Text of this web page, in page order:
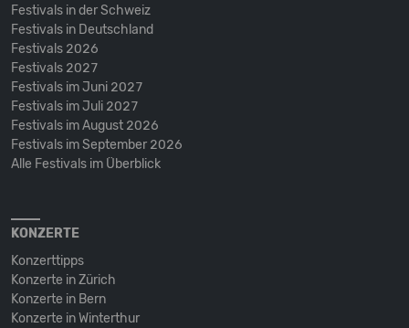
Festivals in der Schweiz
Festivals in Deutschland
Festivals 2026
Festivals 2027
Festivals im Juni 2027
Festivals im Juli 2027
Festivals im August 2026
Festivals im September 2026
Alle Festivals im Überblick
KONZERTE
Konzerttipps
Konzerte in Zürich
Konzerte in Bern
Konzerte in Winterthur